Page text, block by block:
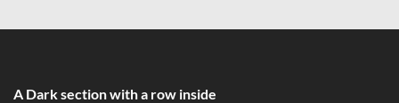
A Dark section with a row inside